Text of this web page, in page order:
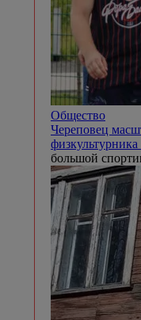
Общество
Череповец
физкультурника
большой